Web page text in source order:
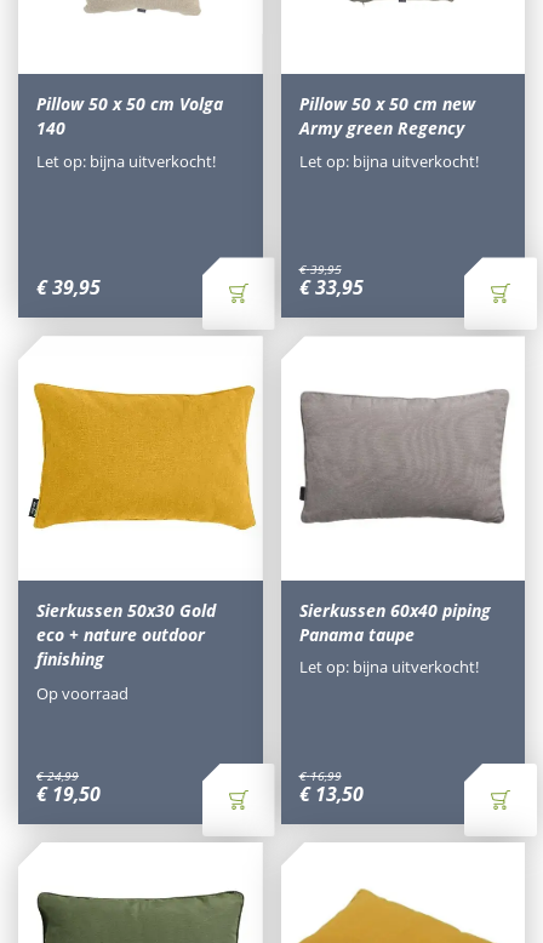
Pillow 50 x 50 cm Volga
140
€39,95
Let op: bijna uitverkocht!
Pillow 50 x 50 cm new
Army green Regency
€ 39,95
€ 33,95
Let op: bijna uitverkocht!
Sierkussen 50x30 Gold
eco + nature outdoor
finishing
€ 24,99
€ 19,50
Op voorraad
Sierkussen 60x40 piping
Panama taupe
€ 16,99
€ 13,50
Let op: bijna uitverkocht!